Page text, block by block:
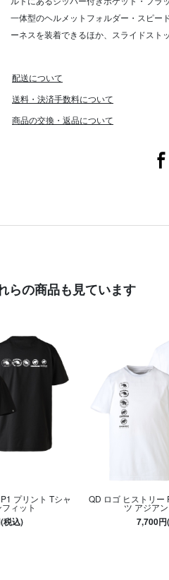
一体型のヘルメットフォルダー・スピー
ーネスを装着できるほか、スライドスト
配送について
送料・決済手数料について
商品の交換・返品について
らの商品も見ています
プリント Tシャ
ィット
税込)
QD ロゴ ヒストリー
ツ アジア
7,700円